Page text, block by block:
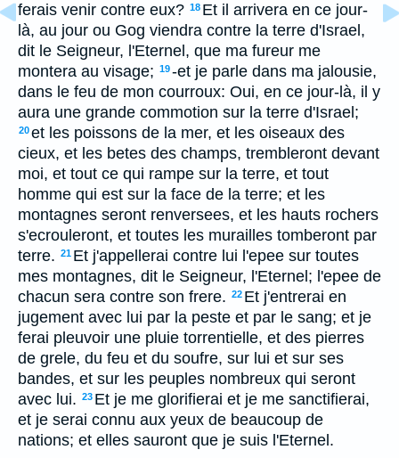
ferais venir contre eux? 18 Et il arrivera en ce jour-
là, au jour ou Gog viendra contre la terre d'Israel,
dit le Seigneur, l'Eternel, que ma fureur me
montera au visage; 19-et je parle dans ma jalousie,
dans le feu de mon courroux: Oui, en ce jour-là, il y
aura une grande commotion sur la terre d'Israel;
20et les poissons de la mer, et les oiseaux des
cieux, et les betes des champs, trembleront devant
moi, et tout ce qui rampe sur la terre, et tout
homme qui est sur la face de la terre; et les
montagnes seront renversees, et les hauts rochers
s'ecrouleront, et toutes les murailles tomberont par
terre. 21 Et j'appellerai contre lui l'epee sur toutes
mes montagnes, dit le Seigneur, l'Eternel; l'epee de
chacun sera contre son frere. 22 Et j'entrerai en
jugement avec lui par la peste et par le sang; et je
ferai pleuvoir une pluie torrentielle, et des pierres
de grele, du feu et du soufre, sur lui et sur ses
bandes, et sur les peuples nombreux qui seront
avec lui. 23 Et je me glorifierai et je me sanctifierai,
et je serai connu aux yeux de beaucoup de
nations; et elles sauront que je suis l'Eternel.